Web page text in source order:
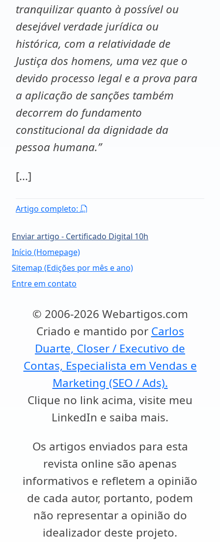
tranquilizar quanto à possível ou
desejável verdade jurídica ou
histórica, com a relatividade de
Justiça dos homens, uma vez que o
devido processo legal e a prova para
a aplicação de sanções também
decorrem do fundamento
constitucional da dignidade da
pessoa humana.’’
[...]
Artigo completo:
Enviar artigo - Certificado Digital 10h
Início (Homepage)
Sitemap (Edições por mês e ano)
Entre em contato
© 2006-2026 Webartigos.com
Criado e mantido por Carlos
Duarte, Closer / Executivo de
Contas, Especialista em Vendas e
Marketing (SEO / Ads).
Clique no link acima, visite meu
LinkedIn e saiba mais.
Os artigos enviados para esta
revista online são apenas
informativos e refletem a opinião
de cada autor, portanto, podem
não representar a opinião do
idealizador deste projeto.